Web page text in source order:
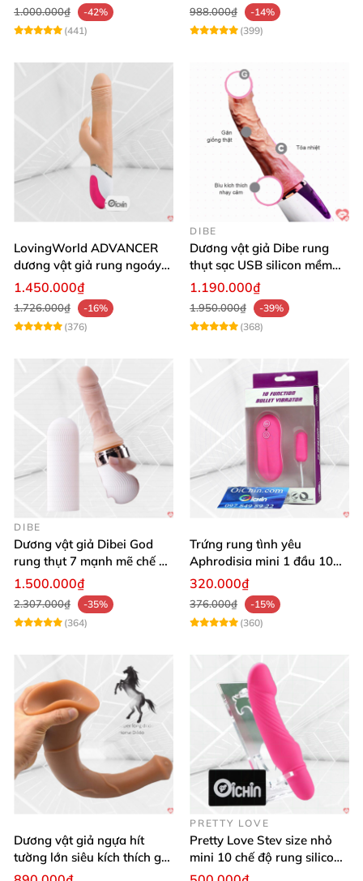
1.000.000₫
-42%
(441)
988.000₫
-14%
(399)
LovingWorld ADVANCER
dương vật giả rung ngoáy
thụt 7 chế độ
1.450.000₫
1.726.000₫
-16%
(376)
DIBE
Dương vật giả Dibe rung
thụt sạc USB silicon mềm
mại thật
1.190.000₫
1.950.000₫
-39%
(368)
DIBE
Dương vật giả Dibei God
rung thụt 7 mạnh mẽ chế độ
tỏa nhiệt
1.500.000₫
2.307.000₫
-35%
(364)
Trứng rung tình yêu
Aphrodisia mini 1 đầu 10
chế độ rung đa năng
320.000₫
376.000₫
-15%
(360)
Dương vật giả ngựa hít
tường lớn siêu kích thích gai
nổi
PRETTY LOVE
Pretty Love Stev size nhỏ
mini 10 chế độ rung silicone
mềm